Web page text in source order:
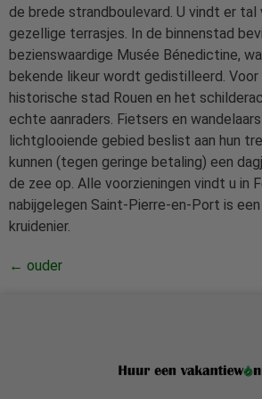
de brede strandboulevard. U vindt er tal
gezellige terrasjes. In de binnenstad
bezienswaardige Musée Bénedictine,
bekende likeur wordt gedistilleerd.
historische stad Rouen en het
echte aanraders. Fietsers en
lichtglooiende gebied beslist aan hun
kunnen (tegen geringe betaling) een
de zee op. Alle voorzieningen vindt u in
nabijgelegen Saint-Pierre-en-Port is
kruidenier.
← ouder